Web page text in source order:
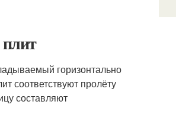
горизонтально
соответствуют пролёту
составляют